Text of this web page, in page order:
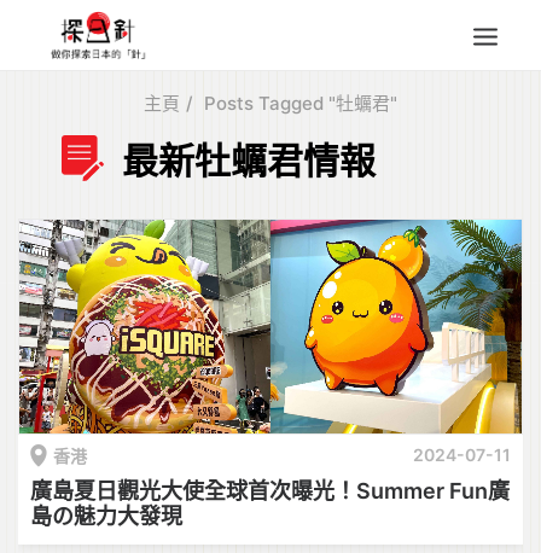
四國
人氣目的地
本地情報
東瀛特集
旅遊商品
Search
for:
主頁 Posts Tagged "牡蠣君"
最新牡蠣君情報
香港 2024-07-11
廣島夏日觀光大使全球首次曝光！Summer Fun廣
島の魅力大發現